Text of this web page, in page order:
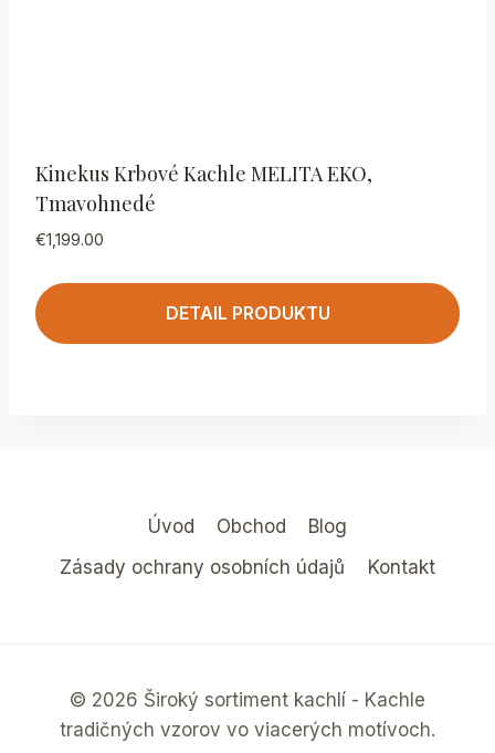
Kinekus Krbové Kachle MELITA EKO,
Tmavohnedé
€1,199.00
DETAIL PRODUKTU
Úvod Obchod
Blog
Zásady ochrany osobních údajů
Kontakt
© 2026 Široký sortiment kachlí - Kachle
tradičných vzorov vo viacerých motívoch.